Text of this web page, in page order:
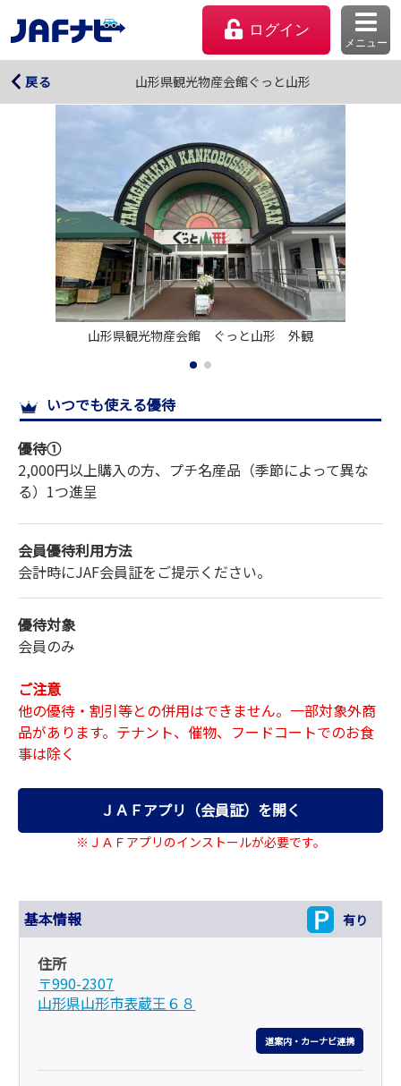
ログイン
メニュー
マイページ
会員優待のご利用方法
サイトマップ
戻る 山形県観光物産会館ぐっと山形
山形県観光物産会館ぐっと山形
山形県観光物産会館　ぐっと山形　外観
いつでも使える優待
優待①
2,000円以上購入の方、プチ名産品（季節によって異な
る）1つ進呈
会員優待利用方法
会計時にJAF会員証をご提示ください。
優待対象
会員のみ
ご注意
他の優待・割引等との併用はできません。一部対象外商
品があります。テナント、催物、フードコートでのお食
事は除く
ＪＡＦアプリ（会員証）を開く
※ＪＡＦアプリのインストールが必要です。
基本情報 有り
住所
〒990-2307
山形県山形市表蔵王６８
道案内・カーナビ連携